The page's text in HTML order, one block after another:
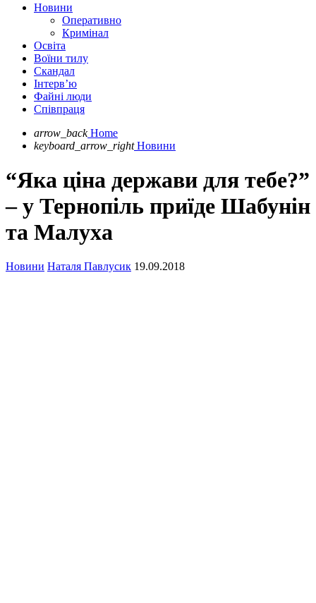
Новини
Оперативно
Кримінал
Освіта
Воїни тилу
Скандал
Інтерв’ю
Файні люди
Співпраця
arrow_back Home
keyboard_arrow_right Новини
“Яка ціна держави для тебе?”
– у Тернопіль приїде Шабунін
та Малуха
Новини Наталя Павлусик 19.09.2018